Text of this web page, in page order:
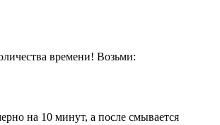
времени! Возьми:
на 10 минут, а после смывается